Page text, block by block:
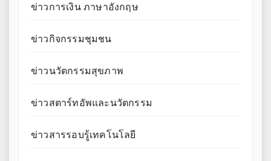
ข่าวการเงิน ภาษาอังกฤษ
ข่าวกิจกรรมชุมชน
ข่าวนวัตกรรมสุขภาพ
ข่าวสตาร์ทอัพและนวัตกรรม
ข่าวสารรอบรู้เทคโนโลยี